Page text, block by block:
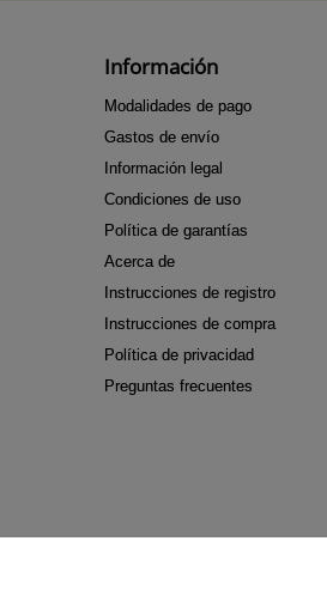
Información
Modalidades de pago
Gastos de envío
Información legal
Condiciones de uso
Política de garantías
Acerca de
Instrucciones de registro
Instrucciones de compra
Política de privacidad
Preguntas frecuentes